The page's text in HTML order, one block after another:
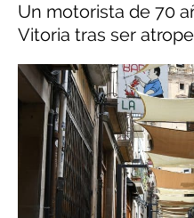
Un motorista de 70
Vitoria tras ser